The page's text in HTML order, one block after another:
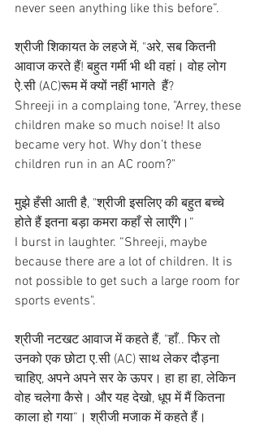
never seen anything like this before”.
श्रीजी शिकायत के लहजे में, "अरे, सब कितनी
आवाज करते हैं! बहुत गर्मी भी थी वहां। वोह लोग
ऐ.सी (AC)रूम में क्यों नहीं भागते  हैं?
Shreeji in a complaing tone, "Arrey, these
children make so much noise! It also
became very hot. Why don’t these
children run in an AC room?"
मुझे हँसी आती है, "श्रीजी इसलिए की बहुत बच्चे
होते हैं इतना बड़ा कमरा कहाँ से लाएँगे।”
I burst in laughter. “Shreeji, maybe
because there are a lot of children. It is
not possible to get such a large room for
sports events".
श्रीजी नटखट आवाज में कहते हैं, "हाँ.. फिर तो
उनको एक छोटा ए.सी (AC) साथ लेकर दौड़ना
चाहिए, अपने अपने सर के ऊपर। हा हा हा, लेकिन
वोह चलेगा कैसे। और यह देखो, धूप में मैं कितना
काला हो गया”। श्रीजी मजाक में कहते हैं।